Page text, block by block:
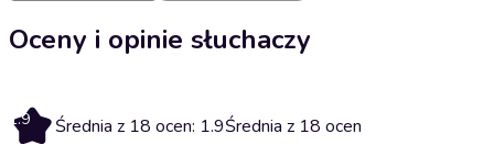
Oceny i opinie słuchaczy
1.9 Średnia z 18 ocen: 1.9Średnia z 18 ocen